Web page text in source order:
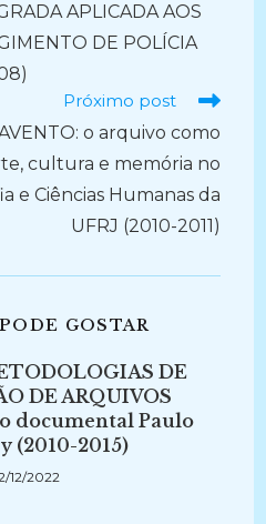
APLICADA AOS
DE POLÍCIA
Próximo post
o arquivo como
cultura e memória no
e Ciências Humanas da
UFRJ (2010-2011)
GOSTAR
DE
DE ARQUIVOS
documental Paulo
(2010-2015)
12/2022